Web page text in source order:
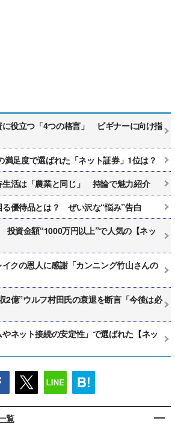
に役立つ「4つの格言」 ビギナーに向け指
満足度で選ばれた「ネット証券」1位は？
生活は「農業と同じ」 持論で魅力紹介
優待品とは？ ぜい沢な“悩み”告白
資金額“1000万円以上”で人気の【ネッ
クの恩人に感謝「カンニング竹山さんの
2億”ウルフ村田氏の衰退を断言「今後は必
ネット接続の安定性」で選ばれた【ネッ
覧